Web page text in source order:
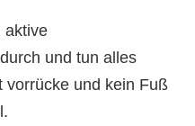
aktive
und tun alles
vorrücke und kein Fuß